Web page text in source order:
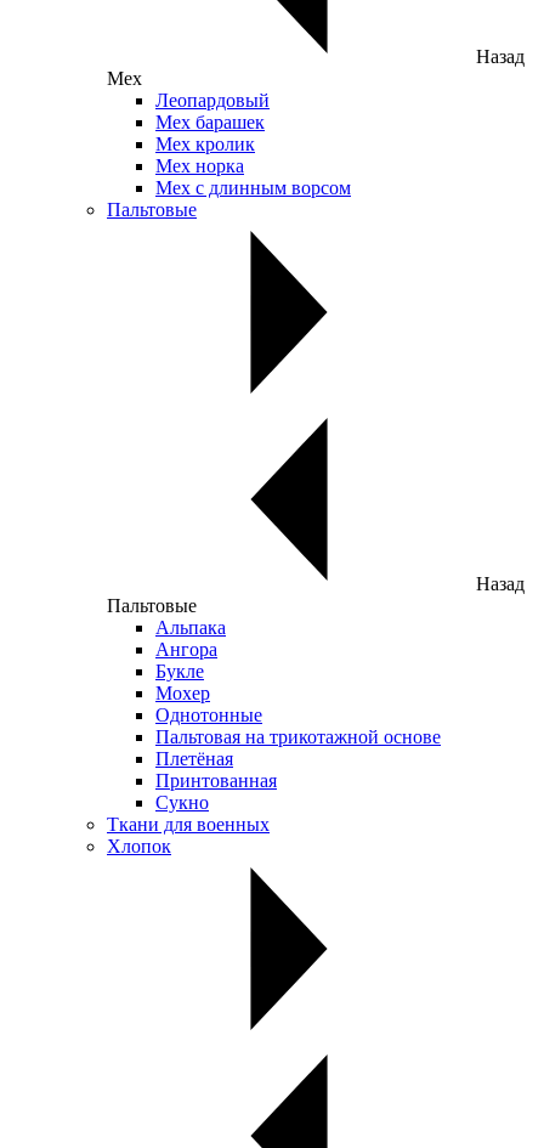
Назад
Мех
Леопардовый
Мех барашек
Мех кролик
Мех норка
Мех с длинным ворсом
Пальтовые
Назад
Пальтовые
Альпака
Ангора
Букле
Мохер
Однотонные
Пальтовая на трикотажной основе
Плетёная
Принтованная
Сукно
Ткани для военных
Хлопок